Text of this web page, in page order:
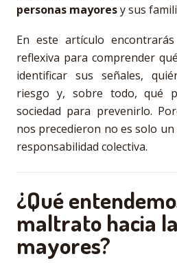
personas mayoresy sus
En este artículo
reflexiva para comprender
identificar sus señales,
riesgo y, sobre todo, qué
sociedad para prevenirlo.
nos precedieron no es solo
responsabilidad colectiva.
¿Qué
maltrato hacia
mayores?